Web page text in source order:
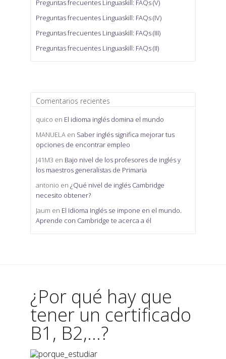
Preguntas frecuentes Linguaskill: FAQs (V)
Preguntas frecuentes Linguaskill: FAQs (IV)
Preguntas frecuentes Linguaskill: FAQs (III)
Preguntas frecuentes Linguaskill: FAQs (II)
Comentarios recientes
quico en El idioma inglés domina el mundo
MANUELA en Saber inglés significa mejorar tus
opciones de encontrar empleo
J41M3 en Bajo nivel de los profesores de inglés y
los maestros generalistas de Primaria
antonio en ¿Qué nivel de inglés Cambridge
necesito obtener?
Jaum en El Idioma Inglés se impone en el mundo.
Aprende con Cambridge te acerca a él
¿Por qué hay que
tener un certificado
B1, B2,...?